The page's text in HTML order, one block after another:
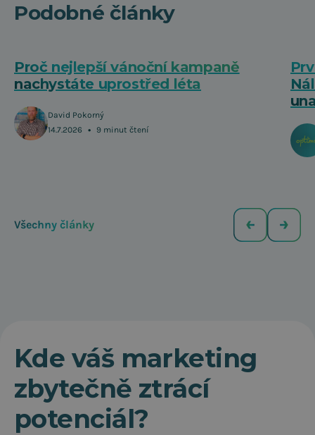
Podobné články
Proč nejlepší vánoční kampaně
nachystáte uprostřed léta
David Pokorný
14.7.2026
• 9 minut čtení
Všechny články
Kde váš marketing
zbytečně ztrácí
potenciál?